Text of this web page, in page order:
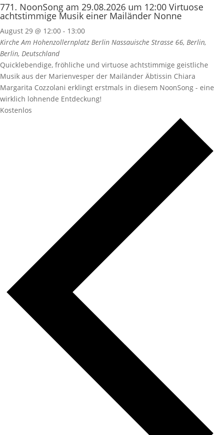
771. NoonSong am 29.08.2026 um 12:00 Virtuose
achtstimmige Musik einer Mailänder Nonne
August 29 @ 12:00 - 13:00
Kirche Am Hohenzollernplatz Berlin Nassauische Strasse 66, Berlin,
Berlin, Deutschland
Quicklebendige, fröhliche und virtuose achtstimmige geistliche
Musik aus der Marienvesper der Mailänder Äbtissin Chiara
Margarita Cozzolani erklingt erstmals in diesem NoonSong - eine
wirklich lohnende Entdeckung!
Kostenlos